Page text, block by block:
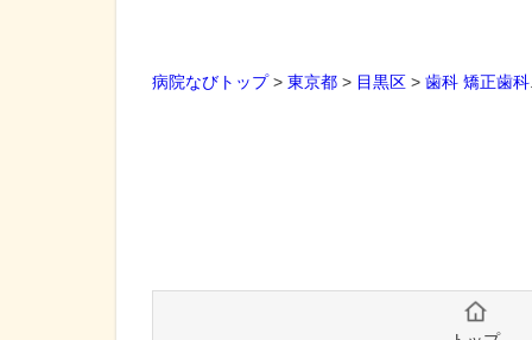
病院なびトップ> 東京都 > 目黒区 > 歯科 矯正歯科